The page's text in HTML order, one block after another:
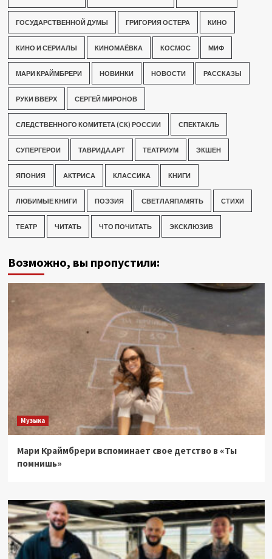
ГОСУДАРСТВЕННОЙ ДУМЫ ГРИГОРИЯ ОСТЕРА КИНО
КИНО И СЕРИАЛЫ КИНОМАЁВКА КОСМОС МИФ
МАРИ КРАЙМБРЕРИ НОВИНКИ НОВОСТИ РАССКАЗЫ
РУКИ ВВЕРХ СЕРГЕЙ МИРОНОВ
СЛЕДСТВЕННОГО КОМИТЕТА (СК) РОССИИ СПЕКТАКЛЬ
СУПЕРГЕРОИ ТАВРИДА.АРТ ТЕАТРИУМ ЭКШЕН
ЯПОНИЯ АКТРИСА КЛАССИКА КНИГИ
ЛЮБИМЫЕ КНИГИ ПОЭЗИЯ СВЕТЛАЯПАМЯТЬ СТИХИ
ТЕАТР ЧИТАТЬ ЧТО ПОЧИТАТЬ ЭКСКЛЮЗИВ
Возможно, вы пропустили:
Музыка
Мари Краймбрери вспоминает свое детство в «Ты
помнишь»